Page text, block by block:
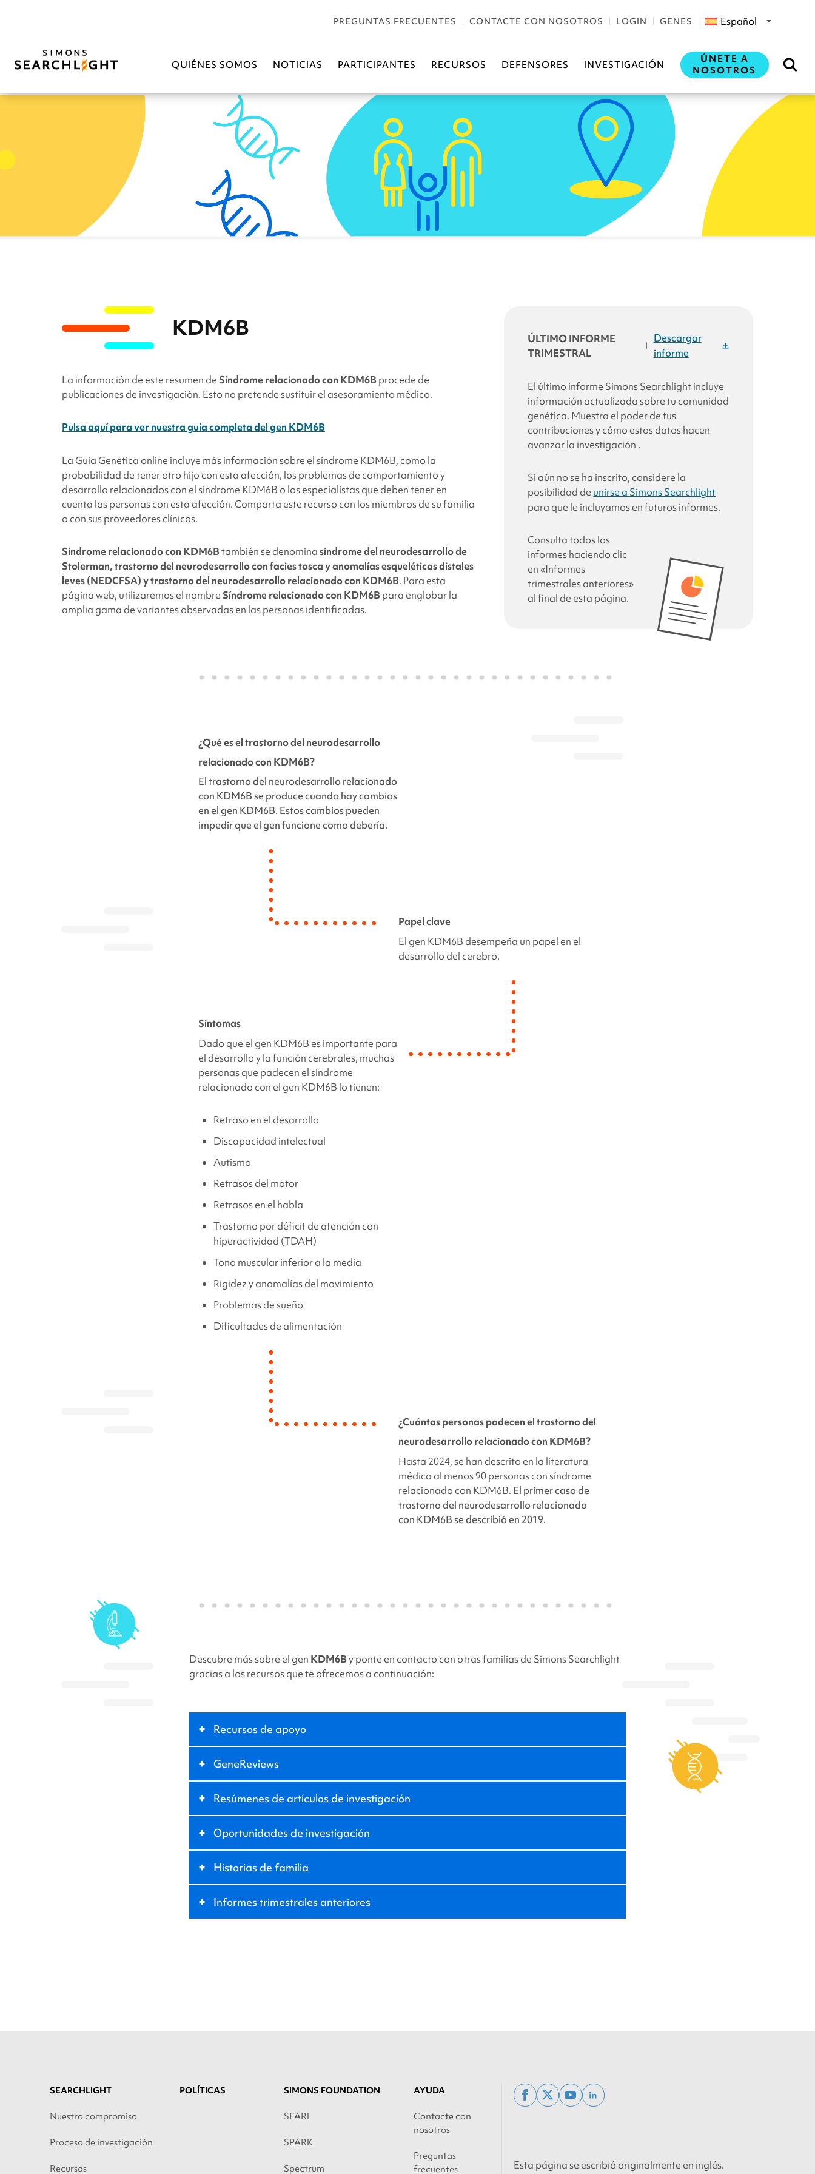
PREGUNTAS FRECUENTES CONTACTE CON NOSOTROS LOGIN GENES Español
QUIÉNES SOMOS NOTICIAS PARTICIPANTES RECURSOS DEFENSORES INVESTIGACIÓN
ÚNETE A
NOSOTROS
KDM6B
La información de este resumen de Síndrome relacionado con KDM6Bprocede de
publicaciones de investigación. Esto no pretende sustituir el asesoramiento médico.
Pulsa aquí para ver nuestra guía completa del gen KDM6B
La Guía Genética online incluye más información sobre el síndrome KDM6B, como la
probabilidad de tener otro hijo con esta afección, los problemas de comportamiento y
desarrollo relacionados con el síndrome KDM6B o los especialistas que deben tener en
cuenta las personas con esta afección. Comparta este recurso con los miembros de su familia
o con sus proveedores clínicos.
Síndrome relacionado con KDM6Btambién se denominasíndrome del neurodesarrollo de
Stolerman, trastorno del neurodesarrollo con facies tosca y anomalías esqueléticas distales
leves (NEDCFSA) y trastorno del neurodesarrollo relacionado con KDM6B. Para esta
página web, utilizaremos el nombre Síndrome relacionado con KDM6Bpara englobar la
amplia gama de variantes observadas en las personas identificadas.
ÚLTIMO INFORME
TRIMESTRAL
|
Descargar
informe
El último informe Simons Searchlightincluye
información actualizada sobre tu comunidad
genética. Muestra el poder de tus
contribuciones y cómo estos datos hacen
avanzar la investigación .
Si aún no se ha inscrito, considere la
posibilidad de unirse a Simons Searchlight
para que le incluyamos en futuros informes.
Consulta todos los
informes haciendo clic
en «Informes
trimestrales anteriores»
al final de esta página.
¿Qué es el trastorno del neurodesarrollo
relacionado con KDM6B?
El trastorno del neurodesarrollorelacionado
con KDM6B se produce cuando hay cambios
en el gen KDM6B. Estos cambios pueden
impedir que el gen funcione como debería.
Papel clave
El gen KDM6B desempeña un papel en el
desarrollo del cerebro.
Síntomas
Dado que el gen KDM6Bes importante para
el desarrollo y la función cerebrales, muchas
personas que padecen el síndrome
relacionado con el gen KDM6B lo tienen:
Retraso en el desarrollo
Discapacidad intelectual
Autismo
Retrasos del motor
Retrasos en el habla
Trastorno por déficit de atención con
hiperactividad (TDAH)
Tono muscular inferior a la media
Rigidez y anomalías del movimiento
Problemas de sueño
Dificultades de alimentación
¿Cuántas personas padecenel trastorno del
neurodesarrollo relacionado con KDM6B?
Hasta 2024,se han descrito en la literatura
médica al menos 90 personas con síndrome
relacionado con KDM6B. El primer caso de
trastorno del neurodesarrollorelacionado
con KDM6B se describió en 2019.
Descubre más sobre el gen KDM6By ponte en contacto con otras familiasde Simons Searchlight
gracias a los recursos que te ofrecemos a continuación:
+ Recursos de apoyo
+ GeneReviews
+ Resúmenes de artículos de investigación
+ Oportunidades de investigación
+ Historias de familia
+ Informes trimestrales anteriores
SEARCHLIGHT
Nuestro compromiso
Proceso de investigación
Recursos
POLÍTICAS SIMONS FOUNDATION
SFARI
SPARK
Spectrum
AYUDA
Contacte con
nosotros
Preguntas
frecuentes
facebook
x
youtubelinkedin
Esta página se escribió originalmente en inglés.